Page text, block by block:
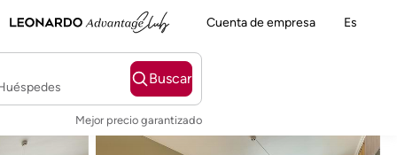
Cuenta de empresa Es
Buscar
Mejor precio garantizado